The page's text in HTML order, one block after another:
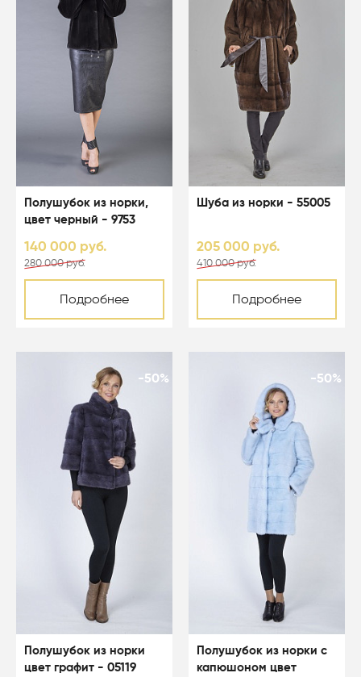
Полушубок из норки,
цвет черный - 9753
140 000 руб.
280 000 руб.
Подробнее
Шуба из норки - 55005
205 000 руб.
410 000 руб.
Подробнее
-50%
Полушубок из норки
цвет графит - 05119
-50%
Полушубок из норки с
капюшоном цвет